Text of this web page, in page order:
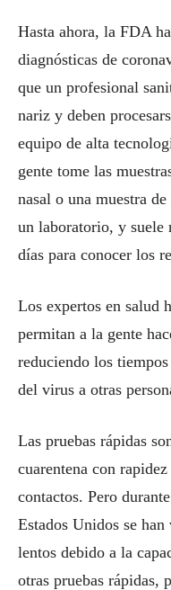
Hasta ahora, la FDA
diagnósticas de
que un profesional
nariz y deben
equipo de alta
gente tome las
nasal o una muestra
un laboratorio, y suele
días para conocer los
Los expertos en salud
permitan a la gente
reduciendo los
del virus a otras
Las pruebas rápidas
cuarentena con
contactos. Pero
Estados Unidos se
lentos debido a la
otras pruebas rápidas,